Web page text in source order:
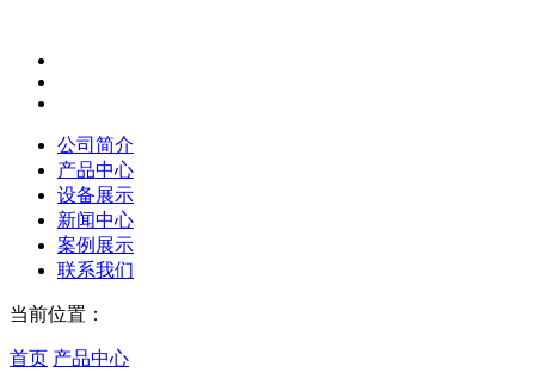
公司简介
产品中心
设备展示
新闻中心
案例展示
联系我们
当前位置：
首页 产品中心